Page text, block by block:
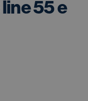
55 e